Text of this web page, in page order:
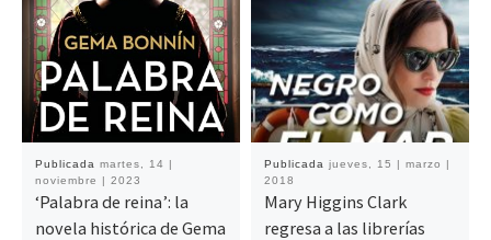
Publicada martes, 14 |
noviembre | 2023
‘Palabra de reina’: la
novela histórica de Gema
Publicada jueves, 15 | marzo |
2018
Mary Higgins Clark
regresa a las librerías